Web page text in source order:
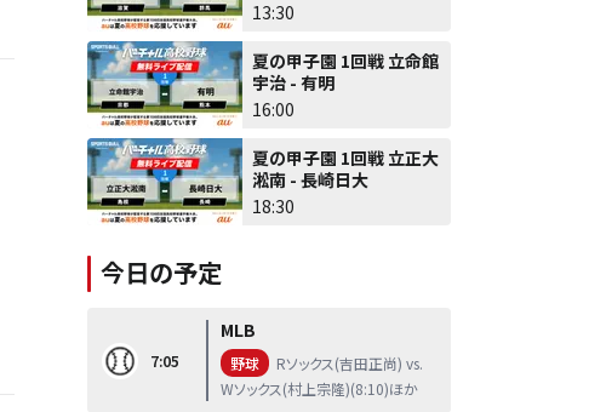
13:30
夏の甲子園 1回戦 立命館
宇治 - 有明
16:00
夏の甲子園 1回戦 立正大
淞南 - 長崎日大
18:30
今日の予定
7:05
MLB
野球
Rソックス(吉田正尚) vs.
Wソックス(村上宗隆)(8:10)ほか